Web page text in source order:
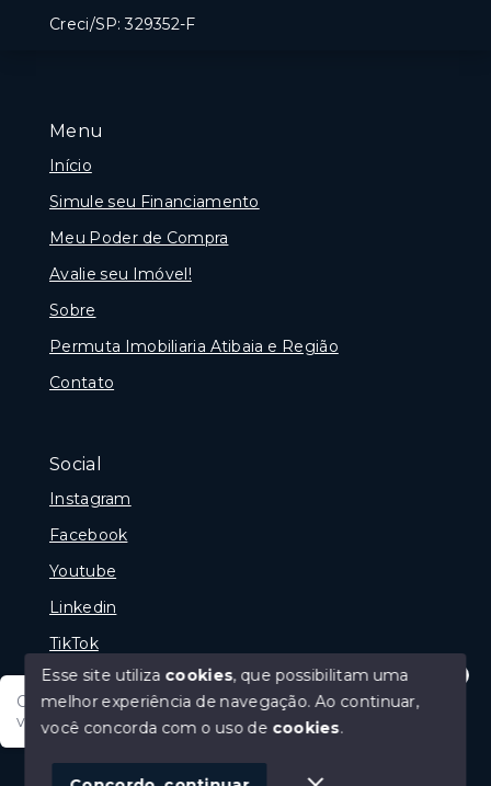
Menu
Início
Simule seu Financiamento
Meu Poder de Compra
Avalie seu Imóvel!
Sobre
Permuta Imobiliaria Atibaia e Região
Contato
Social
Instagram
Facebook
Youtube
Linkedin
TikTok
© Copyright 2026 - Portal Melhor Oferta Imobiliaria -
Creci/SP: 329352-F
Olá tudo bem posso te ajudar, tem um imóvel em
vista? Quer fazer a sua oferta?
Esse site utiliza cookies, que possibilitam uma
melhor experiência de navegação.Ao continuar,
você concorda com o uso de cookies.